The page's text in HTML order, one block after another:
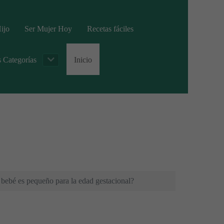
Ser Mujer Hoy Recetas fáciles
Categorías Inicio
es pequeño para la edad gestacional?